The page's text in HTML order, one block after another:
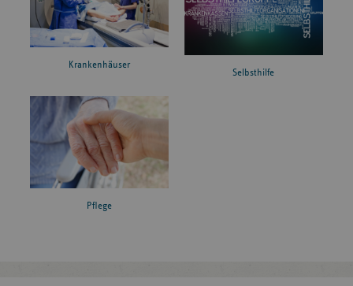
Krankenhäuser
Selbsthilfe
Pflege